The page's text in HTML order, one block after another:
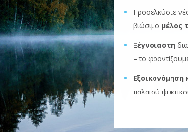
Προσελκύστε
βιώσιμο μέλος
Ξέγνοιαστη
– το
Εξοικονόμηση
παλαιού